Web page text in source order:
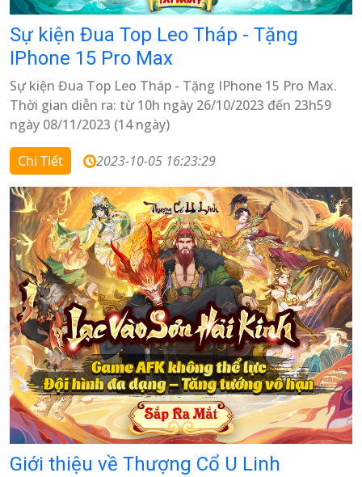
Sự kiện Đua Top Leo Tháp - Tặng
IPhone 15 Pro Max
Sự kiện Đua Top Leo Tháp - Tặng IPhone 15 Pro Max.
Thời gian diễn ra: từ 10h ngày 26/10/2023 đến 23h59
ngày 08/11/2023 (14 ngày)
Chi Tiết 2023-10-05 16:23:29
Giới thiệu về Thượng Cổ U Linh